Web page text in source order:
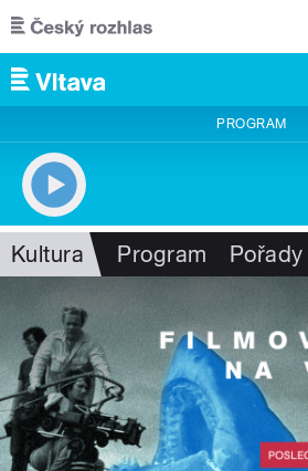
Přejít k hlavnímu obsahu
PROGRAM
Kultura Program Pořady